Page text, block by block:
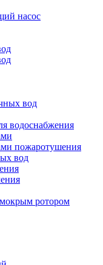
насос
вод
водоснабжения
пожаротушения
вод
ротором